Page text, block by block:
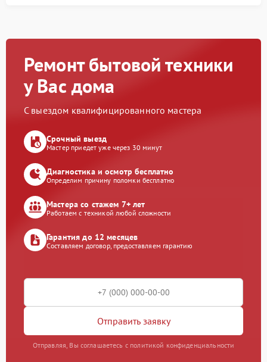
Ремонт бытовой техники
у Вас дома
С выездом квалифицированного мастера
Срочный выезд
Мастер приедет уже через 30 минут
Диагностика и осмотр бесплатно
Определим причину поломки бесплатно
Мастера со стажем 7+ лет
Работаем с техникой любой сложности
Гарантия до 12 месяцев
Составляем договор, предоставляем гарантию
Отправить заявку
Отправляя, Вы соглашаетесь с политикой конфиденциальности